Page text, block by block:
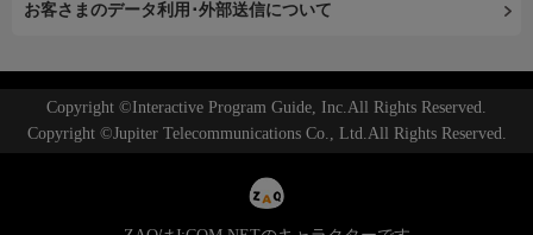
お客さまのデータ利用･外部送信について
Copyright ©Interactive Program Guide, Inc.All Rights Reserved.
Copyright ©Jupiter Telecommunications Co., Ltd.All Rights Reserved.